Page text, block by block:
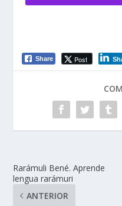
Share Post
Rarámuli Bené. Aprende
lengua rarámuri
ANTERIOR